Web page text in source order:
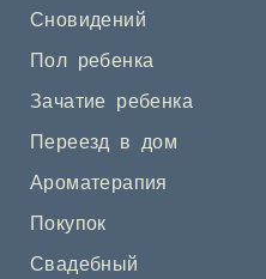
Сновидений
Пол ребенка
Зачатие ребенка
Переезд в дом
Ароматерапия
Покупок
Свадебный